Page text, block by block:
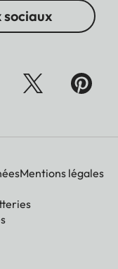
sociaux
Mentions légales